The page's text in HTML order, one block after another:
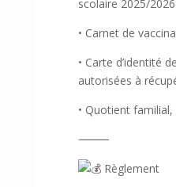
scolaire 2025/2026
• Carnet de
• Carte d’identité
autorisées à
• Quotient familial,
⸻
Règlement